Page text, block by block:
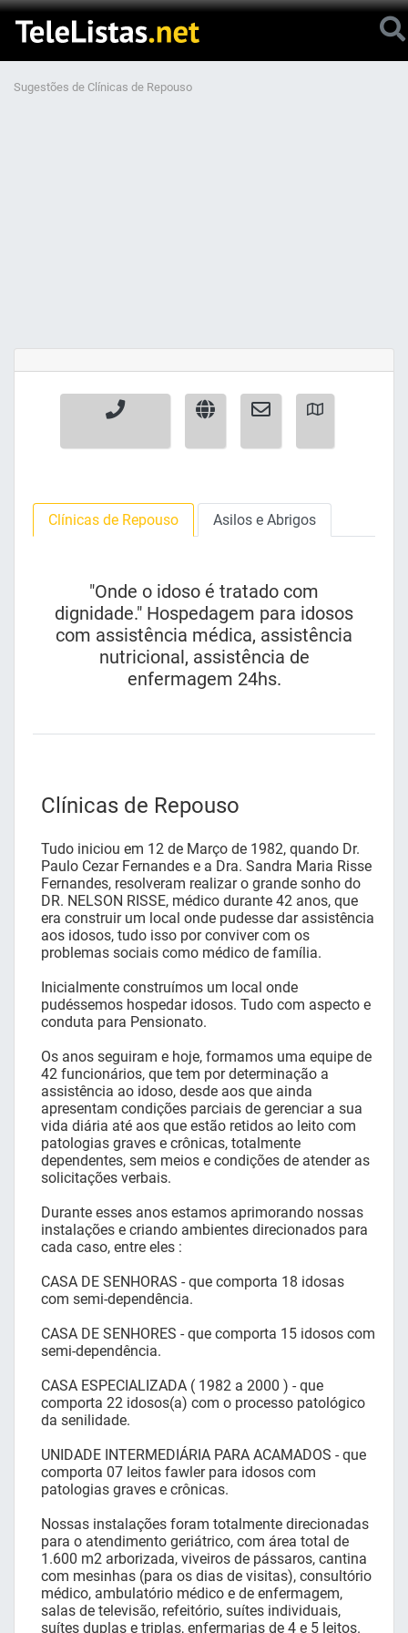
Sugestões de Clínicas de Repouso
Clínicas de Repouso Asilos e Abrigos
"Onde o idoso é tratado com
dignidade." Hospedagem para idosos
com assistência médica, assistência
nutricional, assistência de
enfermagem 24hs.
Clínicas de Repouso
Tudo iniciou em 12 de Março de 1982, quando Dr.
Paulo Cezar Fernandes e a Dra. Sandra Maria Risse
Fernandes, resolveram realizar o grande sonho do
DR. NELSON RISSE, médico durante 42 anos, que
era construir um local onde pudesse dar assistência
aos idosos, tudo isso por conviver com os
problemas sociais como médico de família.
Inicialmente construímos um local onde
pudéssemos hospedar idosos. Tudo com aspecto e
conduta para Pensionato.
Os anos seguiram e hoje, formamos uma equipe de
42 funcionários, que tem por determinação a
assistência ao idoso, desde aos que ainda
apresentam condições parciais de gerenciar a sua
vida diária até aos que estão retidos ao leito com
patologias graves e crônicas, totalmente
dependentes, sem meios e condições de atender as
solicitações verbais.
Durante esses anos estamos aprimorando nossas
instalações e criando ambientes direcionados para
cada caso, entre eles :
CASA DE SENHORAS - que comporta 18 idosas
com semi-dependência.
CASA DE SENHORES - que comporta 15 idosos com
semi-dependência.
CASA ESPECIALIZADA ( 1982 a 2000 ) - que
comporta 22 idosos(a) com o processo patológico
da senilidade.
UNIDADE INTERMEDIÁRIA PARA ACAMADOS - que
comporta 07 leitos fawler para idosos com
patologias graves e crônicas.
Nossas instalações foram totalmente direcionadas
para o atendimento geriátrico, com área total de
1.600 m2 arborizada, viveiros de pássaros, cantina
com mesinhas (para os dias de visitas), consultório
médico, ambulatório médico e de enfermagem,
salas de televisão, refeitório, suítes individuais,
suítes duplas e triplas, enfermarias de 4 e 5 leitos.